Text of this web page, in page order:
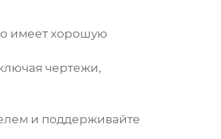
имеет хорошую
чертежи,
и поддерживайте